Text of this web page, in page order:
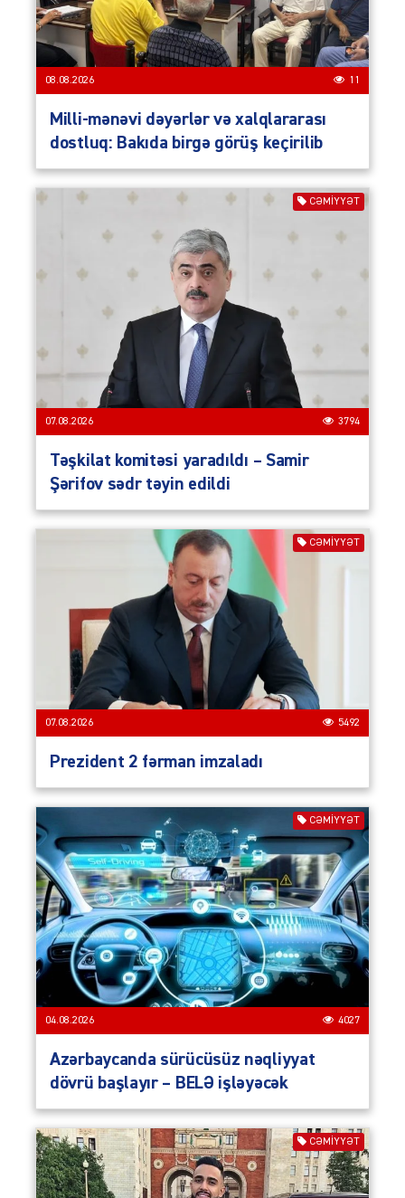
08.08.2026 11
Milli-mənəvi dəyərlər və xalqlararası
dostluq: Bakıda birgə görüş keçirilib
CƏMIYYƏT
07.08.2026 3794
Təşkilat komitəsi yaradıldı – Samir
Şərifov sədr təyin edildi
CƏMIYYƏT
07.08.2026 5492
Prezident 2 fərman imzaladı
CƏMIYYƏT
04.08.2026 4027
Azərbaycanda sürücüsüz nəqliyyat
dövrü başlayır – BELƏ işləyəcək
CƏMIYYƏT